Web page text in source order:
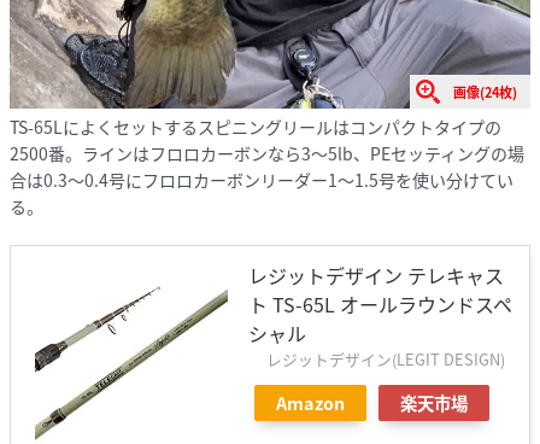
画像(24枚)
TS-65Lによくセットするスピニングリールはコンパクトタイプの
2500番。ラインはフロロカーボンなら3～5lb、PEセッティングの場
合は0.3～0.4号にフロロカーボンリーダー1～1.5号を使い分けてい
る。
レジットデザイン テレキャス
ト TS-65L オールラウンドスペ
シャル
レジットデザイン(LEGIT DESIGN)
Amazon 楽天市場